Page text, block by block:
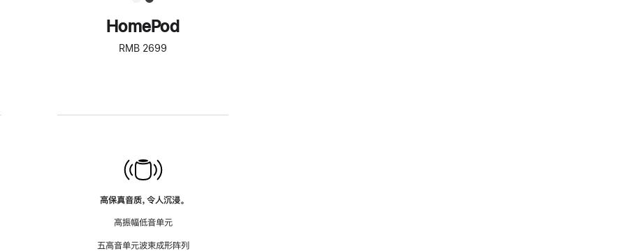
HomePod
RMB 2699
高保真音质，令人沉浸。
高振幅低音单元
五高音单元波束成形阵列